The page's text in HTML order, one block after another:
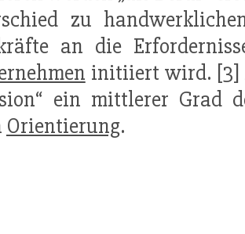
zu
an die
initiiert wird. [3]
ein mittlerer Grad
Orientierung.